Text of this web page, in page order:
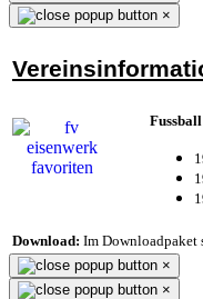
×
Download: Im Downloadpaket
×
×